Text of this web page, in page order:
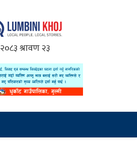
२०८३ श्रावण २३